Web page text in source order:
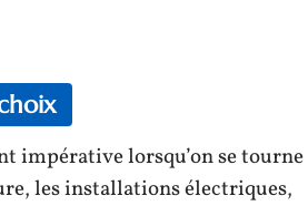
impérative lorsqu’on se tourne
les installations électriques,